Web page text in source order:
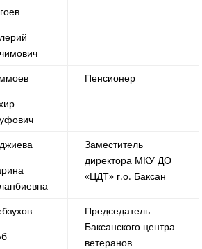
Пенсионер
Заместитель
директора МКУ ДО
«ЦДТ» г.о. Баксан
Председатель
Баксанского центра
ветеранов